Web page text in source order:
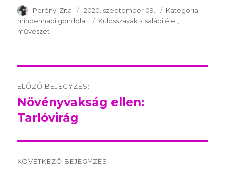
SzerzÅ
Perényi Zita Közzétéve:
2020. szeptember 09. Kategória:
mindennapi gondolat
Kulcsszavak: Kulcsszavak:
családi élet
művészet
navigation
ELŐZŐ BEJEGYZÉS:
Előző
bejegyzés:
Növényvakság ellen:
Tarlóvirág
KÖVETKEZŐ BEJEGYZÉS: